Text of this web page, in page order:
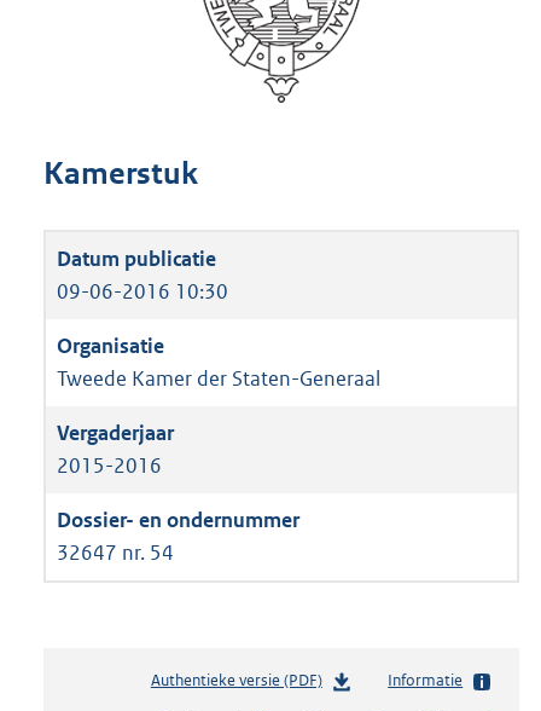
Kamerstuk
09-06-2016 10:30
Tweede Kamer der Staten-Generaal
2015-2016
32647 nr. 54
Authentieke versie (PDF)b
Informatie